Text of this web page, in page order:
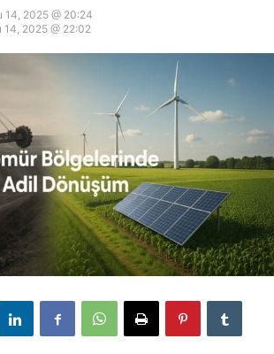
14, 2025 @ 20:24
14, 2025 @ 22:02